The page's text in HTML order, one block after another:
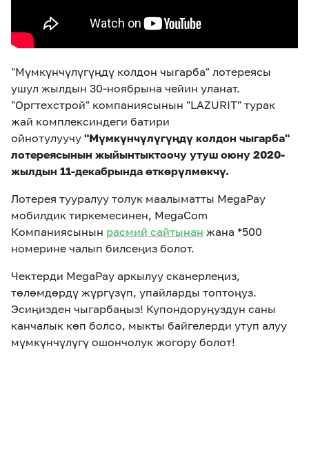
"Мүмкүнчүлүгүңдү колдон чыгарба" лотереясы
ушул жылдын 30-ноябрына чейин уланат.
"Оргтехстрой" компаниясынын "LAZURIT" турак
жай комплексиндеги батири
ойнотулуучу "Мүмкүнчүлүгүңдү колдон чыгарба"
лотереясынын жыйынтыктоочу утуш оюну 2020-
жылдын 11-декабрында өткөрүлмөкчү.
Лотерея тууралуу толук маалыматты MegaPay
мобилдик тиркемесинен, MegaCom
Компаниясынын расмий сайтынан жана *500
номерине чалып билсеңиз болот.
Чектерди MegaPay аркылуу сканерлеңиз,
төлөмдөрдү жүргүзүп, упайларды топтоңуз.
Эсиңизден чыгарбаңыз! Купондоруңуздун саны
канчалык көп болсо, мыкты байгелерди утуп алуу
мүмкүнчүлүгү ошончолук жогору болот!